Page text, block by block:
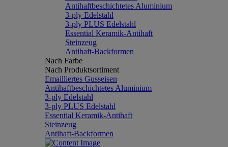
Antihaftbeschichtetes Aluminium
3-ply Edelstahl
3-ply PLUS Edelstahl
Essential Keramik-Antihaft
Steinzeug
Antihaft-Backformen
Nach Farbe
Nach Produktsortiment
Emailliertes Gusseisen
Antihaftbeschichtetes Aluminium
3-ply Edelstahl
3-ply PLUS Edelstahl
Essential Keramik-Antihaft
Steinzeug
Antihaft-Backformen